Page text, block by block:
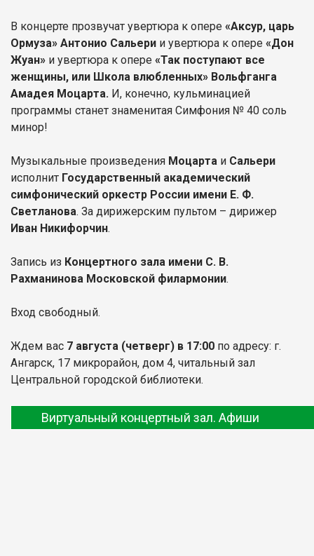
В концерте прозвучат увертюра к опере «Аксур, царь
Ормуза» Антонио Сальери и увертюра к опере «Дон
Жуан» и увертюра к опере «Так поступают все
женщины, или Школа влюбленных» Вольфганга
Амадея Моцарта. И, конечно, кульминацией
программы станет знаменитая Симфония № 40 соль
минор!
Музыкальные произведения Моцарта и Сальери
исполнит Государственный академический
симфонический оркестр России имени Е. Ф.
Светланова. За дирижерским пультом – дирижер
Иван Никифорчин.
Запись из Концертного зала имени С. В.
Рахманинова Московской филармонии.
Вход свободный.
Ждем вас 7 августа (четверг) в 17:00 по адресу: г.
Ангарск, 17 микрорайон, дом 4, читальный зал
Центральной городской библиотеки.
Виртуальный концертный зал. Афиши